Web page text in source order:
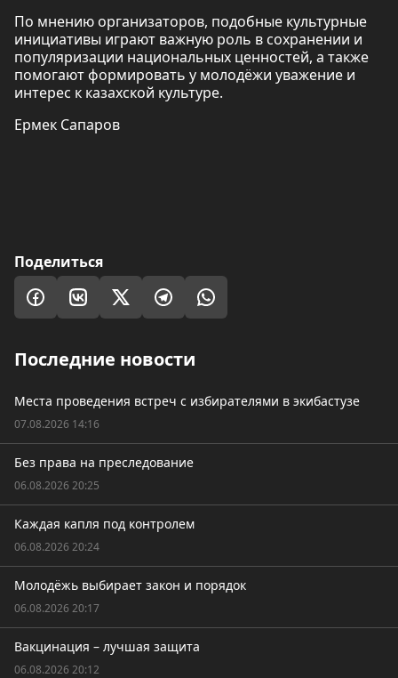
По мнению организаторов, подобные культурные
инициативы играют важную роль в сохранении и
популяризации национальных ценностей, а также
помогают формировать у молодёжи уважение и
интерес к казахской культуре.
Ермек Сапаров
Поделиться
Последние новости
Места проведения встреч с избирателями в экибастузе
07.08.2026 14:16
Без права на преследование
06.08.2026 20:25
Каждая капля под контролем
06.08.2026 20:24
Молодёжь выбирает закон и порядок
06.08.2026 20:17
Вакцинация – лучшая защита
06.08.2026 20:12